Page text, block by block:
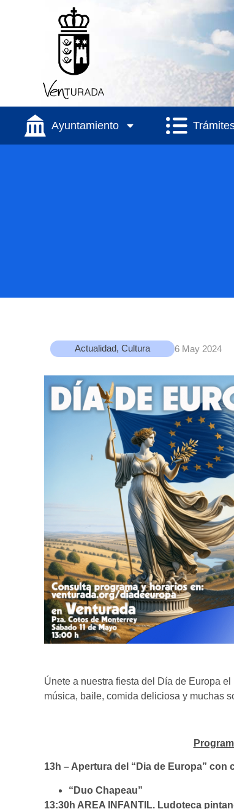
Ayuntamiento
Actualidad, Cultura 6 May 2024
Únete a nuestra fiesta del Día de Europa
música, baile, comida deliciosa y muchas
13h – Apertura del “Dia de Europa”
“Duo Chapeau”
13:30h AREA INFANTIL. Ludoteca